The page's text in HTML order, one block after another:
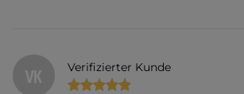
VK Verifizierter Kunde